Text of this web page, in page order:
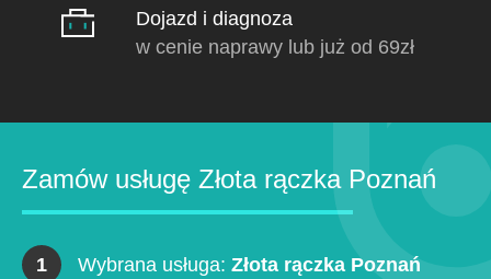
Dojazd i diagnoza
w cenie naprawy lub już od 69zł
Zamów usługę Złota rączka Poznań
1 Wybrana usługa: Złota rączka Poznań